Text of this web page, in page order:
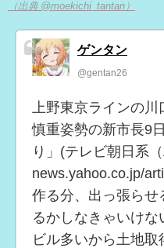
（出典 @moekichi_tantan）
ゲンタン
@gentan26
上野東京ラインの
慎重姿勢の新市長9
り」(テレビ朝日系
news.yahoo.co.jp/
作る分、出っ張らせ
るかしなきゃいけな
ビル多いから土地